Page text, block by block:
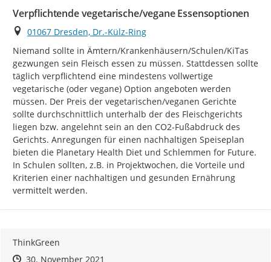
Verpflichtende vegetarische/vegane Essensoptionen
Ort
01067 Dresden, Dr.-Külz-Ring
Niemand sollte in Ämtern/Krankenhäusern/Schulen/KiTas
gezwungen sein Fleisch essen zu müssen. Stattdessen sollte
täglich verpflichtend eine mindestens vollwertige
vegetarische (oder vegane) Option angeboten werden
müssen. Der Preis der vegetarischen/veganen Gerichte
sollte durchschnittlich unterhalb der des Fleischgerichts
liegen bzw. angelehnt sein an den CO2-Fußabdruck des
Gerichts. Anregungen für einen nachhaltigen Speiseplan
bieten die Planetary Health Diet und Schlemmen for Future.
In Schulen sollten, z.B. in Projektwochen, die Vorteile und
Kriterien einer nachhaltigen und gesunden Ernährung
vermittelt werden.
ThinkGreen
Zeitpunkt des Erstellens
Zeitpunkt des Erstellens
30. November 2021